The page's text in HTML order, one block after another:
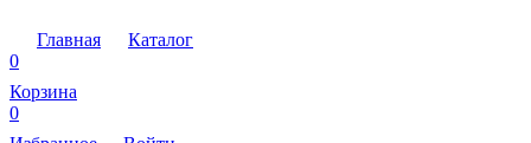
Главная
Каталог
0
Корзина
0